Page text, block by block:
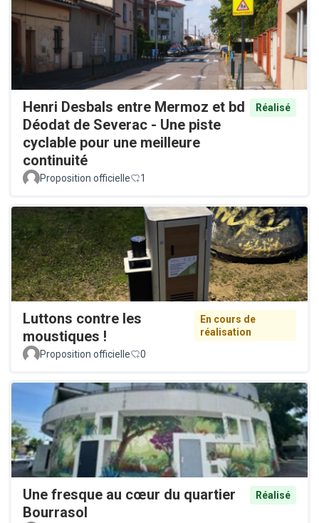
Henri Desbals entre Mermoz et bd
Déodat de Severac - Une piste
cyclable pour une meilleure
continuité
Réalisé
Proposition officielle 1
Luttons contre les
moustiques !
En cours de
réalisation
Proposition officielle
0
Une fresque au cœur du quartier
Bourrasol
Réalisé